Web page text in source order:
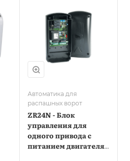
Автоматика для
распашных ворот
ZR24N - Блок
управления для
одного привода с
питанием двигателя